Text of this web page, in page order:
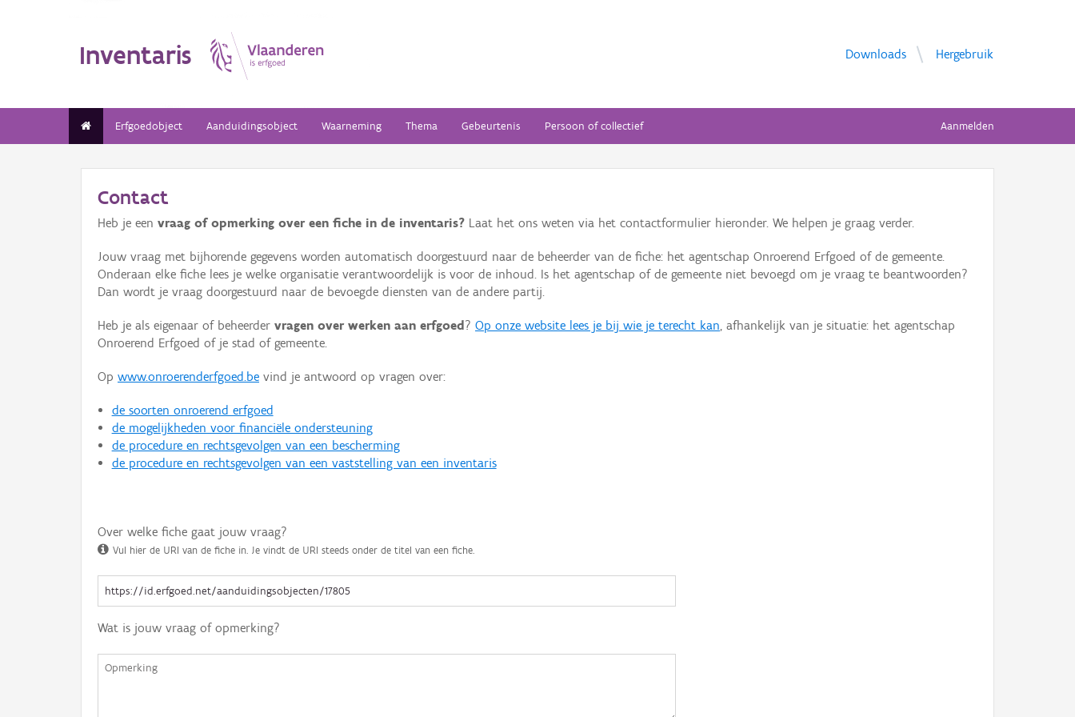
Inventaris Downloads Hergebruik
Erfgoedobject Aanduidingsobject Waarneming Thema Gebeurtenis Persoon of collectief Aanmelden
Contact
Heb je een vraag of opmerking over een fiche in de inventaris? Laat het ons weten via het contactformulier hieronder. We helpen je graag verder.
Jouw vraag met bijhorende gegevens worden automatisch doorgestuurd naar de beheerder van de fiche: het agentschap Onroerend Erfgoed of de gemeente.
Onderaan elke fiche lees je welke organisatie verantwoordelijk is voor de inhoud. Is het agentschap of de gemeente niet bevoegd om je vraag te beantwoorden?
Dan wordt je vraag doorgestuurd naar de bevoegde diensten van de andere partij.
Heb je als eigenaar of beheerder vragen over werken aan erfgoed ? Op onze website lees je bij wie je terecht kan, afhankelijk van je situatie: het agentschap
Onroerend Erfgoed of je stad of gemeente.
Op www.onroerenderfgoed.be vind je antwoord op vragen over:
de soorten onroerend erfgoed
de mogelijkheden voor financiële ondersteuning
de procedure en rechtsgevolgen van een bescherming
de procedure en rechtsgevolgen van een vaststelling van een inventaris
Over welke fiche gaat jouw vraag?
Vul hier de URI van de fiche in. Je vindt de URI steeds onder de titel van een fiche.
Wat is jouw vraag of opmerking?